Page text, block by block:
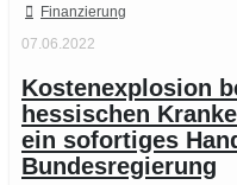
Finanzierung
07.06.2022
Kostenexplosion
hessischen
ein sofortiges
Bundesregierung